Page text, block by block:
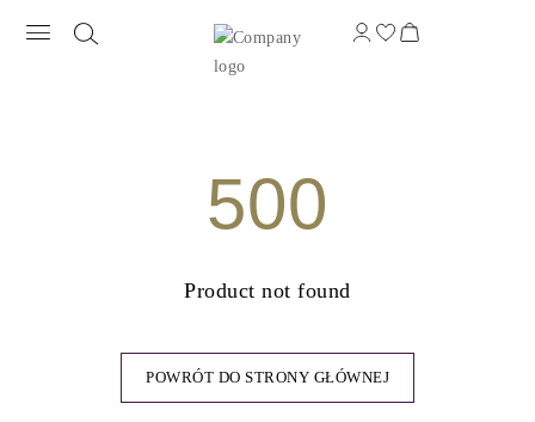
500
Product not found
POWRÓT DO STRONY GŁÓWNEJ